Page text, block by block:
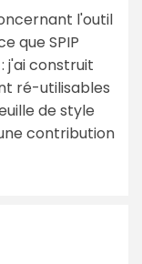
l'outil
que SPIP
j'ai construit
ré-utilisables
de style
contribution